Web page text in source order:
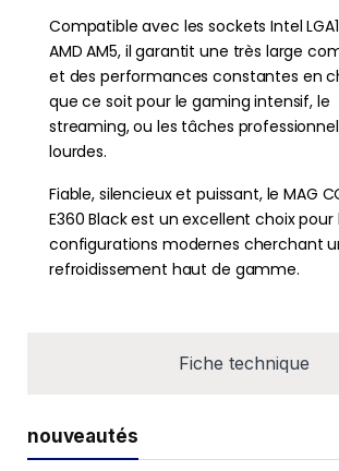
Fiche technique
Compatible avec les sockets Intel
AMD AM5, il garantit une très large
et des performances constantes en
que ce soit pour le gaming intensif, le
streaming, ou les tâches
lourdes.
Fiable, silencieux et puissant, le MAG
E360 Black est un excellent choix pour
configurations modernes cherchant
refroidissement haut de gamme.
nouveautés